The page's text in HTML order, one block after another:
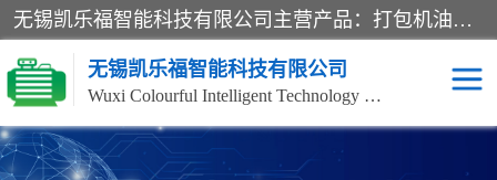
无锡凯乐福智能科技有限公司主营产品：打包机油泵、风冷式油冷却器、液压阀、液压泵、冷却器、过滤器及气动元器件。公司主导生产齿轮泵、齿轮马达、液压阀等产品。共计100多个系列、3000余种规格。覆盖了液压系统的动力元件、控制元件和执行元件，具备较强的成套供货、服务能力。
无锡凯乐福智能科技有限公司
Wuxi Colourful Intelligent Technology Co., Ltd